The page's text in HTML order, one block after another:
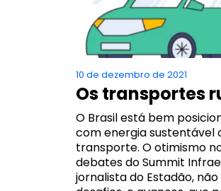
10 de dezembro de 2021
Os transportes
O Brasil está bem
com energia sustentável
transporte. O otimismo
debates do Summit
jornalista do Estadão,